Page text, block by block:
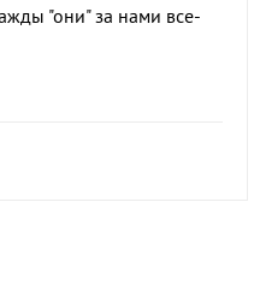
"они" за нами все-